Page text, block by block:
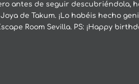
antes de seguir descubriéndola,
de Takum. ¡Lo habéis hecho
Room Sevilla. PS: ¡Happy